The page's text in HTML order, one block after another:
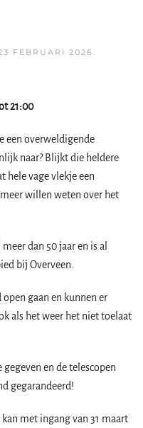
FEBRUARI 2026.
21:00
een overweldigende
naar? Blijkt die heldere
hele vage vlekje een
willen weten over het
dan 50 jaar en is al
bij Overveen.
gaan en kunnen er
als het weer het niet toelaat
en de telescopen
gegarandeerd!
met ingang van 31 maart